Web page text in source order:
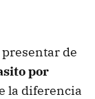
de
por
la diferencia